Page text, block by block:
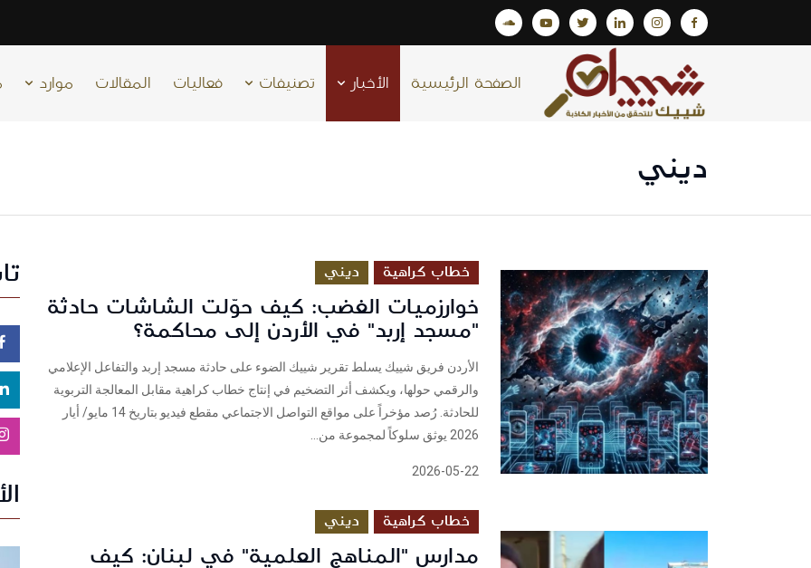
الصفحة الرئيسية الأخبار تصنيفات فعاليات المقالات موارد
ديني
خطاب كراهية ديني
خوارزميات الغضب: كيف حوّلت الشاشات حادثة
"مسجد إربد" في الأردن إلى محاكمة؟
الأردن فريق شييك يسلط تقرير شييك الضوء على حادثة مسجد إربد والتفاعل الإعلامي
والرقمي حولها، ويكشف أثر التضخيم في إنتاج خطاب كراهية مقابل المعالجة التربوية
للحادثة. رُصد مؤخراً على مواقع التواصل الاجتماعي مقطع فيديو بتاريخ 14 مايو/ أيار
2026 يوثق سلوكاً لمجموعة من...
2026-05-22
خطاب كراهية ديني
مدارس "المناهج العلمية" في لبنان: كيف